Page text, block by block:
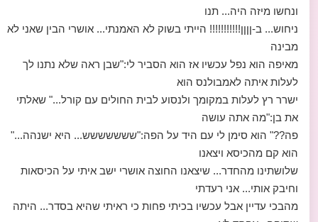
ונחשו מיזה היה... תנו
ניחוש... ב-ןןןן!!!!!!!!!!! הייתי בשוק לא האמנתי... אושרי הבין שאני לא
מבינה
מאיפה הוא נפל עכשיו אז הוא הסביר לי:"שבן ראה שלא נתנו לך
לעלות איתה לאמבולנס הוא
ישרר רץ לעלות במקומך ולנסוע לבית החולים עם קורל..." שאלתי
את בן:"מה אתה עושה
פה??" הוא סימן לי עם היד על הפה:"ששששששש... היא ישנהה..."
הוא קם מהכיסא ויצאנו
שלושתינו מהחדר... שיצאנו החוצה אושרי ישב איתי על הכיסאות
וחיבק אותי... אני רעדתי
מהבכי עדיין אבל עכשיו בכיתי פחות כי ראיתי שהיא בסדר... היתה